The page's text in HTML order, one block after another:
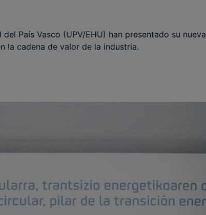
País Vasco (UPV/EHU) han presentado su
la cadena de valor de la industria.